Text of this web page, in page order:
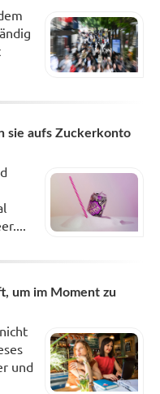
sie aufs Zuckerkonto
um im Moment zu
und